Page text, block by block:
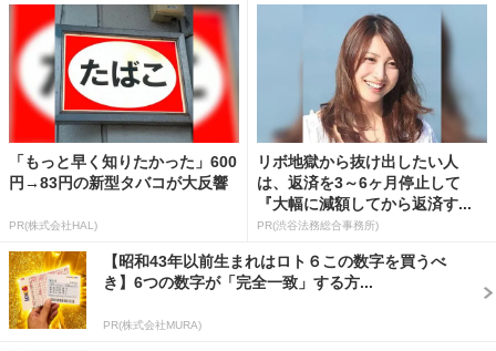
「もっと早く知りたかった」600
円→83円の新型タバコが大反響
PR(株式会社HAL)
リボ地獄から抜け出したい人
は、返済を3～6ヶ月停止して
『大幅に減額してから返済す...
PR(渋谷法務総合事務所)
【昭和43年以前生まれはロト６この数字を買うべ
き】6つの数字が「完全一致」する方...
PR(株式会社MURA)